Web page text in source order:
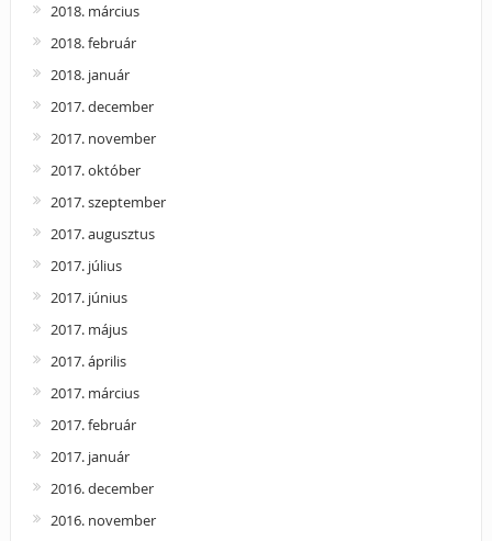
2018. március
2018. február
2018. január
2017. december
2017. november
2017. október
2017. szeptember
2017. augusztus
2017. július
2017. június
2017. május
2017. április
2017. március
2017. február
2017. január
2016. december
2016. november